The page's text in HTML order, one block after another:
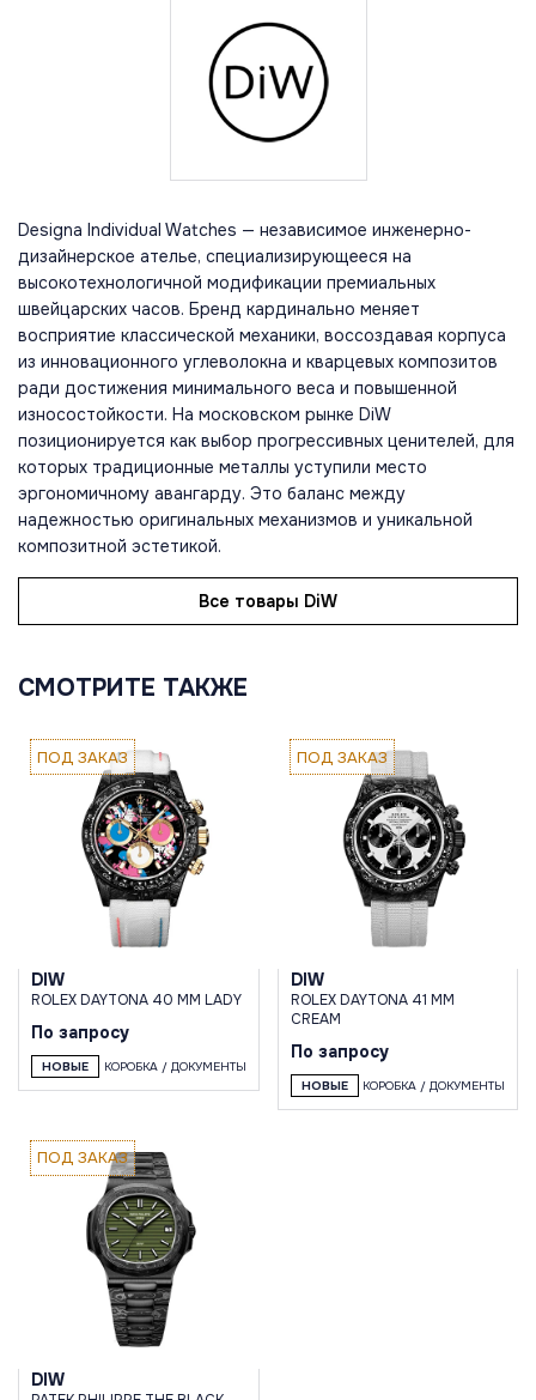
Designa Individual Watches — независимое инженерно-
дизайнерское ателье, специализирующееся на
высокотехнологичной модификации премиальных
швейцарских часов. Бренд кардинально меняет
восприятие классической механики, воссоздавая корпуса
из инновационного углеволокна и кварцевых композитов
ради достижения минимального веса и повышенной
износостойкости. На московском рынке DiW
позиционируется как выбор прогрессивных ценителей, для
которых традиционные металлы уступили место
эргономичному авангарду. Это баланс между
надежностью оригинальных механизмов и уникальной
композитной эстетикой.
Все товары DiW
СМОТРИТЕ ТАКЖЕ
ПОД ЗАКАЗ
DIW
ROLEX DAYTONA 40 MM LADY
По запросу
НОВЫЕ КОРОБКА / ДОКУМЕНТЫ
ПОД ЗАКАЗ
DIW
ROLEX DAYTONA 41 MM
CREAM
По запросу
НОВЫЕ КОРОБКА / ДОКУМЕНТЫ
ПОД ЗАКАЗ
DIW